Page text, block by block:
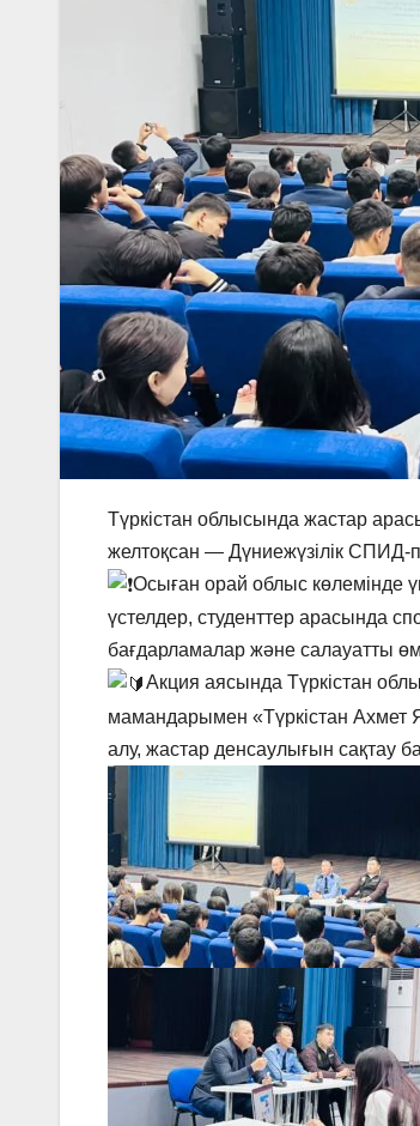
Түркістан облысында жастар
желтоқсан — Дүниежүзілік СПИД-
Осыған орай облыс көлемінде
үстелдер, студенттер арасында
бағдарламалар және салауатты
Акция аясында Түркістан
мамандарымен «Түркістан Ахмет
алу, жастар денсаулығын сақтау